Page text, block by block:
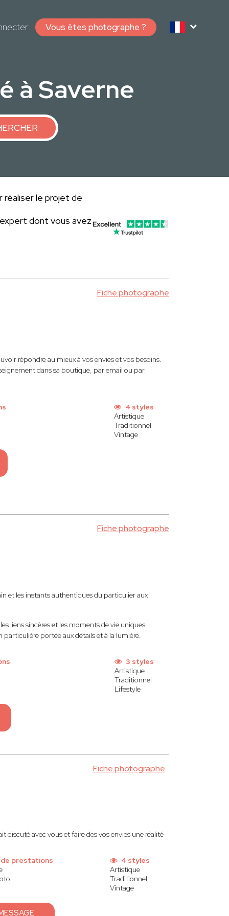
Vous êtes photographe ?
à Saverne
réaliser le projet de
dont vous avez
Fiche photographe
répondre au mieux à vos envies et vos besoins.
dans sa boutique, par email ou par
4 styles
Artistique
Traditionnel
Vintage
Fiche photographe
et les instants authentiques du particulier aux
liens sincères et les moments de vie uniques.
portée aux détails et à la lumière.
3 styles
Artistique
Traditionnel
Lifestyle
Fiche photographe
avec vous et faire des vos envies une réalité
prestations
4 styles
Artistique
Traditionnel
Vintage